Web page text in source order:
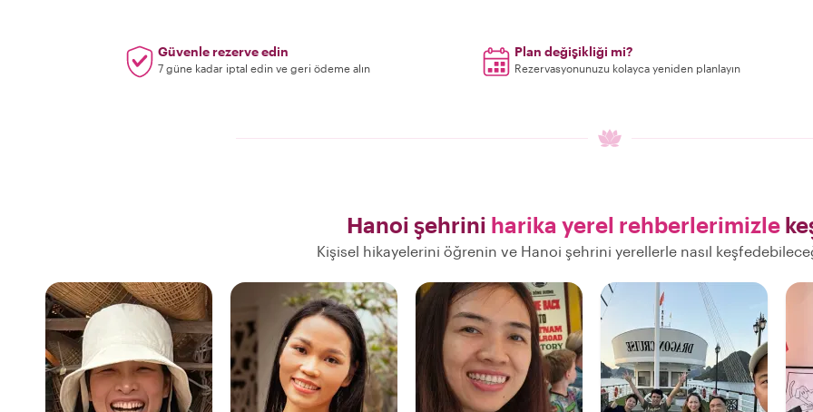
Güvenle rezerve edin
7 güne kadar iptal edin ve geri ödeme alın
Plan değişikliği mi?
Rezervasyonunuzu kolayca yeniden planlayın
Hanoi şehrini harika yerel rehberlerimizle
Kişisel hikayelerini öğrenin ve Hanoi şehrini yerellerle nasıl